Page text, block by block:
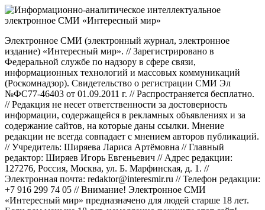
Электронное СМИ (электронный журнал, электронное
издание) «Интересный мир». // Зарегистрировано в
Федеральной службе по надзору в сфере связи,
информационных технологий и массовых коммуникаций
(Роскомнадзор). Свидетельство о регистрации СМИ Эл
№ФС77-46403 от 01.09.2011 г. // Распространяется бесплатно.
// Редакция не несет ответственности за достоверность
информации, содержащейся в рекламных объявлениях и за
содержание сайтов, на которые даны ссылки. Мнение
редакции не всегда совпадает с мнением авторов публикаций.
// Учредитель: Ширяева Лариса Артёмовна // Главный
редактор: Ширяев Игорь Евгеньевич // Адрес редакции:
127276, Россия, Москва, ул. Б. Марфинская, д. 1. //
Электронная почта: redaktor@interesmir.ru // Телефон редакции:
+7 916 299 74 05 // Внимание! Электронное СМИ
«Интересный мир» предназначено для людей старше 18 лет.